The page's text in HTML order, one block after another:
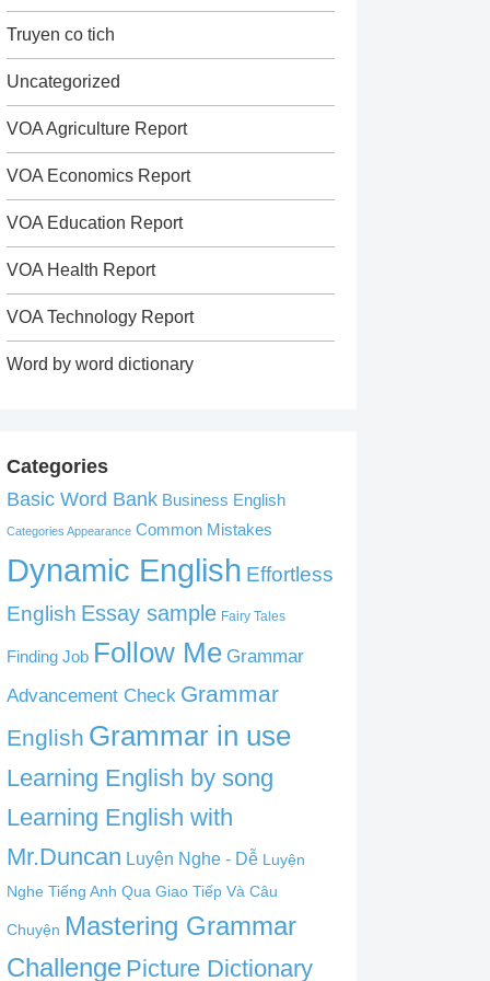
Truyen co tich
Uncategorized
VOA Agriculture Report
VOA Economics Report
VOA Education Report
VOA Health Report
VOA Technology Report
Word by word dictionary
Categories
Basic Word Bank Business English
Categories Appearance Common Mistakes
Dynamic English Effortless
English Essay sample Fairy Tales
Finding Job Follow Me Grammar
Advancement Check Grammar
English Grammar in use
Learning English by song
Learning English with
Mr.Duncan Luyện Nghe - Dễ Luyện
Nghe Tiếng Anh Qua Giao Tiếp Và Câu
Chuyện Mastering Grammar
Challenge Picture Dictionary